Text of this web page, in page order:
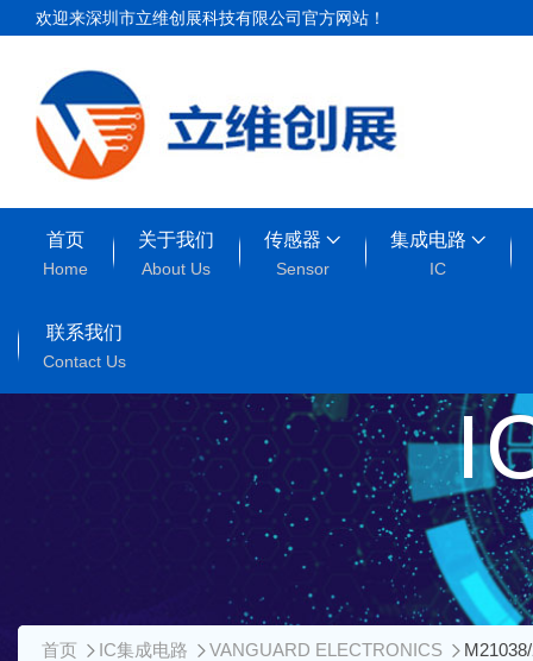
欢迎来深圳市立维创展科技有限公司官方网站！
首页
Home
关于我们
About Us
传感器
Sensor
集成电路
IC
联系我们
Contact Us
首页 IC集成电路 VANGUARD ELECTRONICS